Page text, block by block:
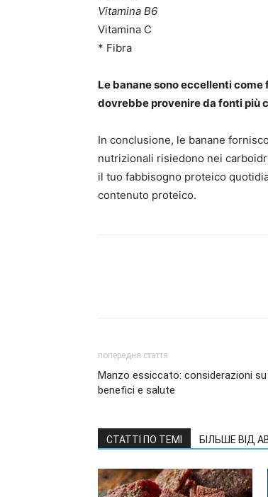
Vitamina B6
Vitamina C
* Fibra
Le banane sono eccellenti
dovrebbe provenire da fonti più
In conclusione, le banane
nutrizionali risiedono nei
il tuo fabbisogno proteico
contenuto proteico.
попередня стаття
Manzo essiccato: considerazioni
benefici e salute
СТАТТІ ПО ТЕМІ БІЛЬШЕ ВІД